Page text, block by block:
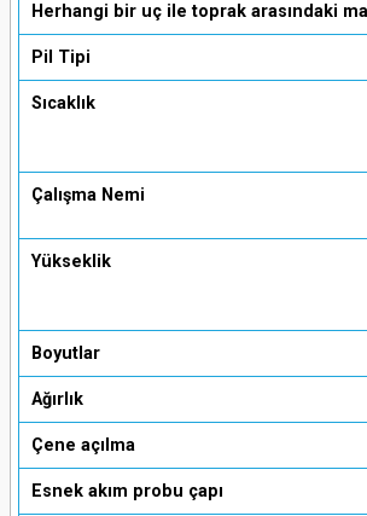
Herhangi bir uç ile toprak arasındaki
Pil Tipi
Sıcaklık
Çalışma Nemi
Yükseklik
Boyutlar
Ağırlık
Çene açılma
Esnek akım probu çapı